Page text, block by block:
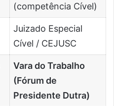
(competência Cível)
Juizado Especial
Cível / CEJUSC
Vara do Trabalho
(Fórum de
Presidente Dutra)